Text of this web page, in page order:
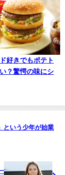
好きでもポテト
？驚愕の味にシ
という少年が始業